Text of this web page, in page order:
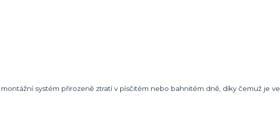
systém přirozeně ztratí v písčitém nebo bahnitém dně, díky čemuž je ve